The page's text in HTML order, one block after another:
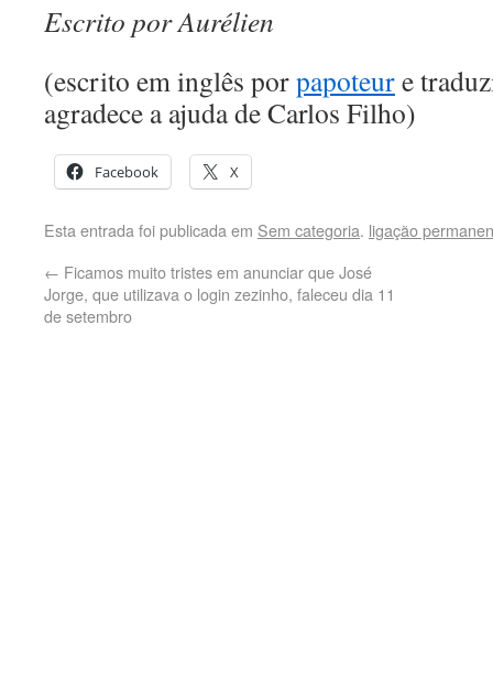
Escrito por Aurélien
(escrito em inglês porpapoteure
agradece a ajuda de Carlos Filho)
Facebook X
Esta entrada foi publicada em Sem categoria. ligação
← Ficamos muito tristes em anunciar que José
Jorge, que utilizava o login zezinho, faleceu dia 11
de setembro